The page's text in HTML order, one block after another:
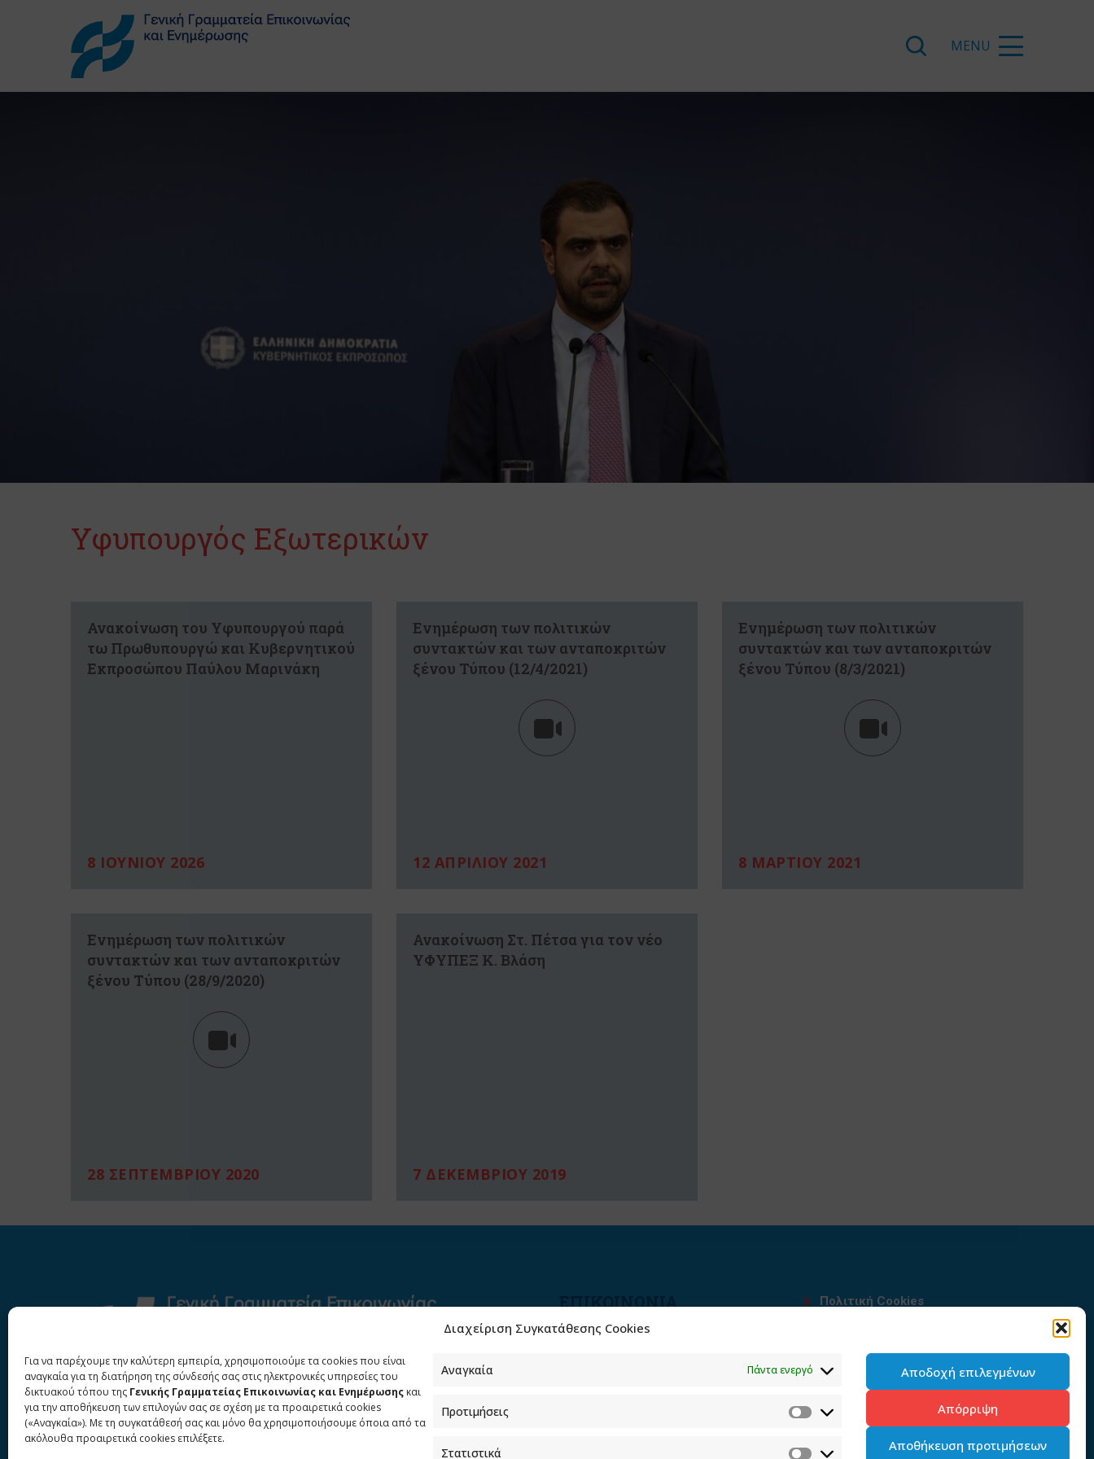
Διαχείριση Συγκατάθεσης Cookies
Για να παρέχουμε την καλύτερη εμπειρία, χρησιμοποιούμε τα cookies που είναι
αναγκαία για τη διατήρηση της σύνδεσής σας στις ηλεκτρονικές υπηρεσίες του
δικτυακού τόπου της Γενικής Γραμματείας Επικοινωνίας και Ενημέρωσης και
για την αποθήκευση των επιλογών σας σε σχέση με τα προαιρετικά cookies
(«Αναγκαία»). Με τη συγκατάθεσή σας και μόνο θα χρησιμοποιήσουμε όποια από τα
ακόλουθα προαιρετικά cookies επιλέξετε.
Αναγκαία Πάντα ενεργό
Προτιμήσεις
Στατιστικά
Αποδοχή επιλεγμένων
Απόρριψη
Αποθήκευση προτιμήσεων
Υφυπουργός Εξωτερικών
Ανακοίνωση του Υφυπουργού παρά
τω Πρωθυπουργώ και Κυβερνητικού
Εκπροσώπου Παύλου Μαρινάκη
8 ΙΟΥΝΙΟΥ 2026
Eνημέρωση των πολιτικών
συντακτών και των ανταποκριτών
ξένου Τύπου (12/4/2021)
12 ΑΠΡΙΛΙΟΥ 2021
Ενημέρωση των πολιτικών
συντακτών και των ανταποκριτών
ξένου Τύπου (8/3/2021)
8 ΜΑΡΤΙΟΥ 2021
Eνημέρωση των πολιτικών
συντακτών και των ανταποκριτών
ξένου Tύπου (28/9/2020)
28 ΣΕΠΤΕΜΒΡΙΟΥ 2020
Ανακοίνωση Στ. Πέτσα για τον νέο
ΥΦΥΠΕΞ Κ. Βλάση
7 ΔΕΚΕΜΒΡΙΟΥ 2019
ΕΠΙΚΟΙΝΩΝΙΑ
Φραγκούδη 11 & Αλεξάνδρου
Πολιτική Cookies
Πολιτική προστασίας
προσωπικών δεδομένων του
παρόντος ιστότοπου
Διαχείρηση συγκατάθεσης